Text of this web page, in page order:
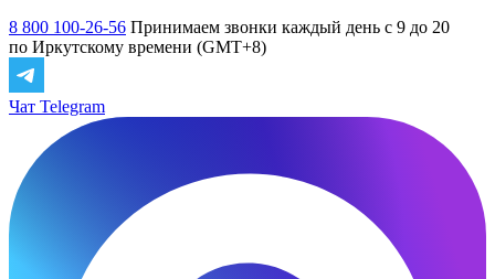
8 800 100-26-56 Принимаем звонки каждый день с 9 до 20
по Иркутскому времени (GMT+8)
Чат Telegram